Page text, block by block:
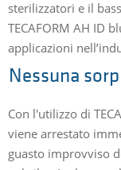
sterilizzatori e il
TECAFORM AH ID
applicazioni
Nessuna
Con l'utilizzo di
viene arrestato
guasto improvviso